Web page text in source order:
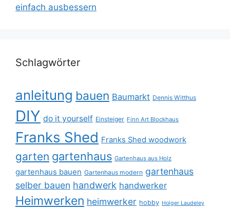
einfach ausbessern
Schlagwörter
anleitung bauen Baumarkt Dennis Witthus
DIY do it yourself Einsteiger Finn Art Blockhaus
Franks Shed Franks Shed woodwork
garten gartenhaus Gartenhaus aus Holz
gartenhaus bauen Gartenhaus modern gartenhaus
selber bauen handwerk handwerker
Heimwerken heimwerker hobby Holger Laudeley